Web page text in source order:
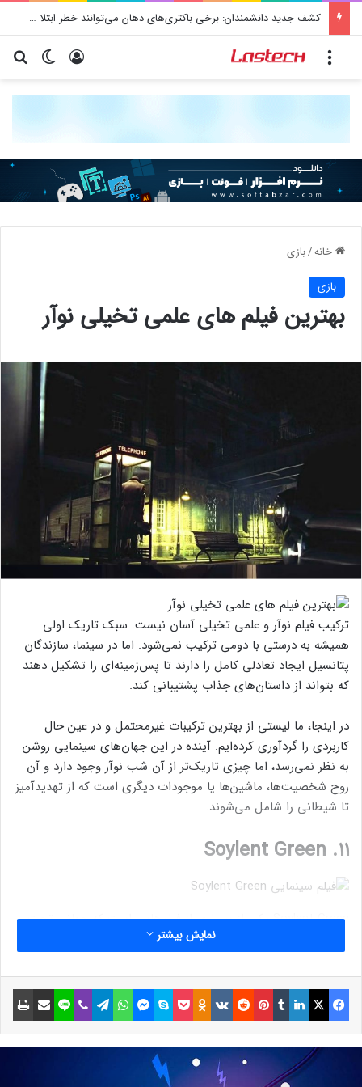
کشف جدید دانشمندان: برخی باکتری‌های دهان می‌توانند خطر ابتلا به آلزایمر را افزایش دهند
تغییر ورود
خانه/بازی
بازی
بهترین فیلم های علمی تخیلی نوآر
ترکیب فیلم نوآر و علمی تخیلی آسان نیست. سبک تاریک اولی
همیشه به درستی با دومی ترکیب نمی‌شود. اما در سینما، سازندگان
پتانسیل ایجاد تعادلی کامل را دارند تا پس‌زمینه‌ای را تشکیل دهند
که بتواند از داستان‌های جذاب پشتیبانی کند.
در اینجا، ما لیستی از بهترین ترکیبات غیرمحتمل و در عین حال
کاربردی را گردآوری کرده‌ایم. آینده در این جهان‌های سینمایی روشن
به نظر نمی‌رسد، اما چیزی تاریک‌تر از آن شب نوآر وجود دارد و آن
روح شخصیت‌ها، ماشین‌ها یا موجودات دیگری است که از تهدیدآمیز
تا شیطانی را شامل می‌شوند.
۱۱. Soylent Green
Soylent Green یکی از بسیاری از فیلم‌هایی است که جهانی تحت
سلطه طمع شرکت‌ها را در آینده نشان می‌دهد. سفر یک مرد او را به
آمریکایی به سر دارد و مردم چیزهای عجیبی می‌خورند… خب،
خودتان خواهید دید. یک جنبه غیرمنتظره و پیش پا افتاده راجع به
طبقه کارگر در فیلم وجود دارد که آن را دراماتیک‌تر از آنچه که انتظار
می‌رفت می‌کند.
نمایش بیشتر
فیسبوک ایکس لینکداین تامبلر پینتریست Reddit
VKontakte
Odnoklassniki پاکت اسکایپ مسنجر واتس آپ تلگرام وایبر لاین اشتراک گذاری با ایمیل